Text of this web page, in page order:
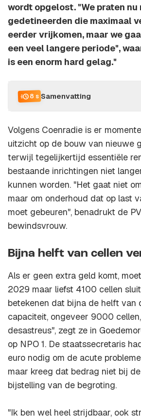
wordt opgelost. "We praten nu
gedetineerden die maximaal
eerder vrijkomen, maar we
een veel langere periode",
is een enorm hard gelag."
8 s Samenvatting
Volgens Coenradie is er
uitzicht op de bouw van nieuwe
terwijl tegelijkertijd essentiële
bestaande inrichtingen niet
kunnen worden. "Het gaat niet
maar om onderhoud dat op last
moet gebeuren", benadrukt de
bewindsvrouw.
Bijna helft van cellen
Als er geen extra geld komt,
2029 maar liefst 4100 cellen
betekenen dat bijna de helft van
capaciteit, ongeveer 9000
desastreus", zegt ze in
op NPO 1. De staatssecretaris
euro nodig om de acute
maar kreeg dat bedrag niet bij
bijstelling van de begroting.
"Ik ben wel heel strijdbaar, ook